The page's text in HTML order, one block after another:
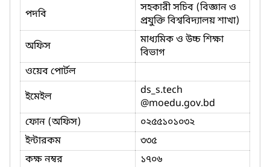
পদবি
সহকারী সচিব (বিজ্ঞান ও
প্রযুক্তি বিশ্ববিদ্যালয় শাখা)
অফিস
মাধ্যমিক ও উচ্চ শিক্ষা
বিভাগ
ওয়েব পোর্টল
ইমেইল
ds_s.tech
@moedu.gov.bd
ফোন (অফিস)
০২৫৫১০১০৩২
ইন্টারকম
৩৩৫
কক্ষ নম্বর
১৭০৬